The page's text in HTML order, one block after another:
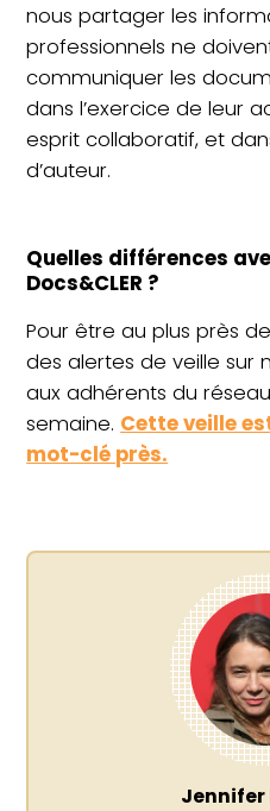
nous partager les
professionnels ne
communiquer les
dans l’exercice de leur
esprit collaboratif, et
d’auteur.
Quelles différences
Docs&CLER ?
Pour être au plus près
des alertes de veille sur
aux adhérents du
semaine. Cette veille
mot-clé près.
Jennifer